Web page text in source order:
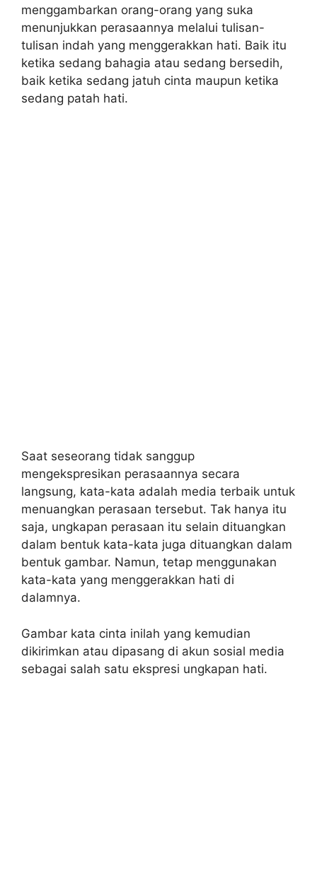
menggambarkan orang-orang yang suka
menunjukkan perasaannya melalui tulisan-
tulisan indah yang menggerakkan hati. Baik itu
ketika sedang bahagia atau sedang bersedih,
baik ketika sedang jatuh cinta maupun ketika
sedang patah hati.
Saat seseorang tidak sanggup
mengekspresikan perasaannya secara
langsung, kata-kata adalah media terbaik untuk
menuangkan perasaan tersebut. Tak hanya itu
saja, ungkapan perasaan itu selain dituangkan
dalam bentuk kata-kata juga dituangkan dalam
bentuk gambar. Namun, tetap menggunakan
kata-kata yang menggerakkan hati di
dalamnya.
Gambar kata cinta inilah yang kemudian
dikirimkan atau dipasang di akun sosial media
sebagai salah satu ekspresi ungkapan hati.